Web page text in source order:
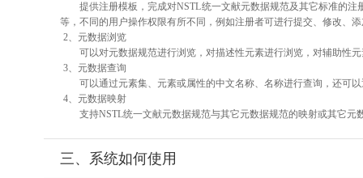
提供注册模板，完成对NSTL统一文献元数据规范及其它标准的
等，不同的用户操作权限有所不同，例如注册者可进行提交、修改、
2、元数据浏览
可以对元数据规范进行浏览，对描述性元素进行浏览，对辅助性
3、元数据查询
可以通过元素集、元素或属性的中文名称、名称进行查询，还可
4、元数据映射
支持NSTL统一文献元数据规范与其它元数据规范的映射或其它元
三、系统如何使用